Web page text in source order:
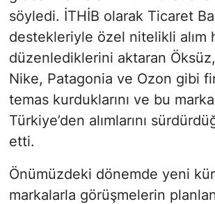
söyledi. İTHİB olarak Ticaret
destekleriyle özel nitelikli alım
düzenlediklerini aktaran
Nike, Patagonia ve Ozon gibi
temas kurduklarını ve bu
Türkiye’den alımlarını
etti.
Önümüzdeki dönemde yeni
markalarla görüşmelerin